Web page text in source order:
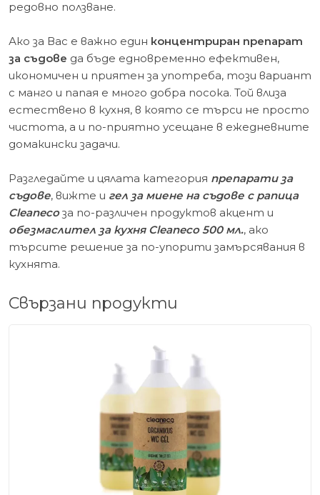
редовно ползване.
Ако за Вас е важно един концентриран препарат
за съдове да бъде едновременно ефективен,
икономичен и приятен за употреба, този вариант
с манго и папая е много добра посока. Той влиза
естествено в кухня, в която се търси не просто
чистота, а и по-приятно усещане в ежедневните
домакински задачи.
Разгледайте и цялата категория препарати за
съдове, вижте и гел за миене на съдове с рапица
Cleanecoза по-различен продуктов акцент и
обезмаслител за кухня Cleaneco 500 мл., ако
търсите решение за по-упорити замърсявания в
кухнята.
Свързани продукти